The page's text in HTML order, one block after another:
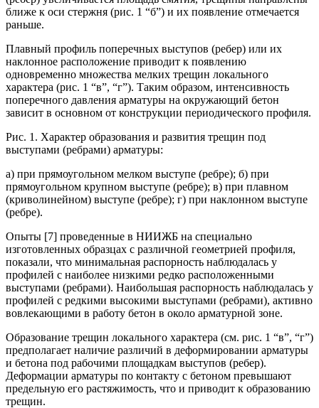
ближе к оси стержня (рис. 1 “б”) и их появление отмечается
раньше.
Плавный профиль поперечных выступов (ребер) или их
наклонное расположение приводит к появлению
одновременно множества мелких трещин локального
характера (рис. 1 “в”, “г”). Таким образом, интенсивность
поперечного давления арматуры на окружающий бетон
зависит в основном от конструкции периодического профиля.
Рис. 1. Характер образования и развития трещин под
выступами (ребрами) арматуры:
а) при прямоугольном мелком выступе (ребре); б) при
прямоугольном крупном выступе (ребре); в) при плавном
(криволинейном) выступе (ребре); г) при наклонном выступе
(ребре).
Опыты [7] проведенные в НИИЖБ на специально
изготовленных образцах с различной геометрией профиля,
показали, что минимальная распорность наблюдалась у
профилей с наиболее низкими редко расположенными
выступами (ребрами). Наибольшая распорность наблюдалась у
профилей с редкими высокими выступами (ребрами), активно
вовлекающими в работу бетон в около арматурной зоне.
Образование трещин локального характера (см. рис. 1 “в”, “г”)
предполагает наличие различий в деформировании арматуры
и бетона под рабочими площадкам выступов (ребер).
Деформации арматуры по контакту с бетоном превышают
предельную его растяжимость, что и приводит к образованию
трещин.